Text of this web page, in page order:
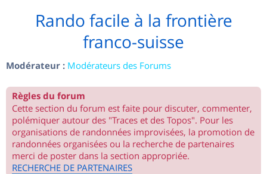
Rando facile à la frontière
franco-suisse
Modérateur : Modérateurs des Forums
Règles du forum
Cette section du forum est faite pour discuter, commenter,
polémiquer autour des "Traces et des Topos". Pour les
organisations de randonnées improvisées, la promotion de
randonnées organisées ou la recherche de partenaires
merci de poster dans la section appropriée.
RECHERCHE DE PARTENAIRES